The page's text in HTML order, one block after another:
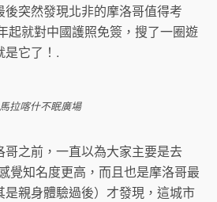
後突然發現北非的摩洛哥值得考
起就對中國護照免簽，搜了一圈遊
是它了！.
馬拉喀什不眠廣場
之前，一直以為大家主要是去
覺知名度更高，而且也是摩洛哥最
是親身體驗過後）才發現，這城市